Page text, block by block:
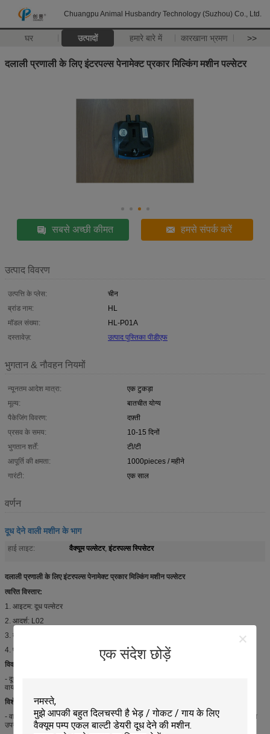
Chuangpu Animal Husbandry Technology (Suzhou) Co., Ltd.
घर उत्पादों हमारे बारे में कारखाना भ्रमण >>
एक संदेश छोड़ें
दलाली प्रणाली के लिए इंटरपल्स पेनामेक्ट प्रकार मिल्किंग मशीन पल्सेटर
सबसे अच्छी कीमत हमसे संपर्क करें
उत्पाद विवरण
उत्पत्ति के प्लेस:
चीन
ब्रांड नाम:
HL
मॉडल संख्या:
HL-P01A
दस्तावेज़:
उत्पाद पुस्तिका पीडीएफ
भुगतान & नौवहन नियमों
न्यूनतम आदेश मात्रा:
एक टुकड़ा
मूल्य:
बातचीत योग्य
पैकेजिंग विवरण:
दफ़्ती
प्रसव के समय:
10-15 दिनों
भुगतान शर्तें:
टी/टी
आपूर्ति की क्षमता:
1000pieces / महीने
गारंटी:
एक साल
वर्णन
दूध देने वाली मशीन के भाग
हाई लाइट: वैक्यूम पल्सेटर, इंटरपल्स स्पिसेटर
दलाली प्रणाली के लिए इंटरपल्स पेनामेक्ट प्रकार मिल्किंग मशीन पल्सेटर
त्वरित विस्तार:
1. आइटम: दूध पल्सेटर
2. आदर्श: L02
3. बाहर निकलें: 2 निकास
4. प्रकार: पेनमेटिक
विवरण:
- दूध पल्सेटर दूध देने वाली प्रणाली और दूध देने की मशीन बहुत महत्वपूर्ण हिस्सा है, जिसे 2 प्रकार,
वायवीय दूध पल्केट और इलेक्ट्रॉनिक दूध पल्सेटर में विभाजित किया जा सकता है।
विशेषताएं:
- वायवीय दूध पल्सेटर्स इलेक्ट्रिक दूध पल्सेटर की तुलना में आर्थिक और सस्ता है, क्योंकि वे बिजली का
उपयोग नहीं करते हैं, वे ज्यादातर दूरदराज के स्थानों में उपयोग किए जाते हैं।